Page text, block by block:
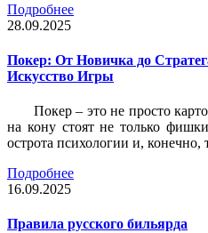
Подробнее
28.09.2025
Покер: От Новичка до
Искусство Игры
Покер – это не просто
на кону стоят не только
острота психологии и, конечно,
Подробнее
16.09.2025
Правила русского бильярда